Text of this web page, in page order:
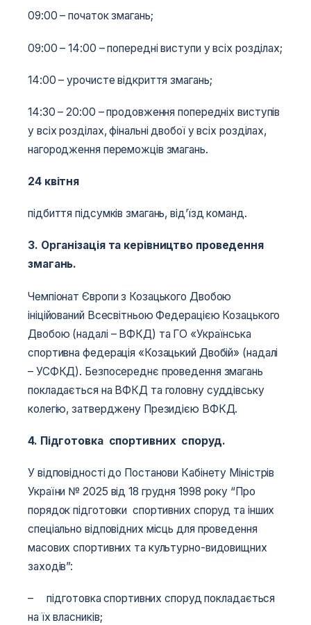
09:00 – початок змагань;
09:00 – 14:00 – попередні виступи у всіх розділах;
14:00 – урочисте відкриття змагань;
14:30 – 20:00 – продовження попередніх виступів
у всіх розділах, фінальні двобої у всіх розділах,
нагородження переможців змагань.
24 квітня
підбиття підсумків змагань, від’їзд команд.
3. Організація та керівництво проведення
змагань.
Чемпіонат Європи з Козацького Двобою
ініційований Всесвітньою Федерацією Козацького
Двобою (надалі – ВФКД) та ГО «Українська
спортивна федерація «Козацький Двобій» (надалі
– УСФКД). Безпосереднє проведення змагань
покладається на ВФКД та головну суддівську
колегію, затверджену Президією ВФКД.
4. Підготовка спортивних споруд.
У відповідності до Постанови Кабінету Міністрів
України № 2025 від 18 грудня 1998 року “Про
порядок підготовки спортивних споруд та інших
спеціально відповідних місць для проведення
масових спортивних та культурно-видовищних
заходів”:
– підготовка спортивних споруд покладається
на їх власників;